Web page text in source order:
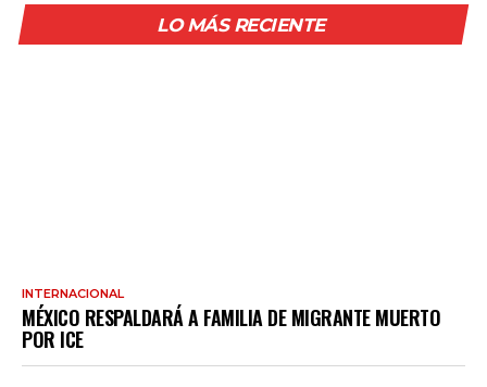
LO MÁS RECIENTE
INTERNACIONAL
MÉXICO RESPALDARÁ A FAMILIA DE MIGRANTE MUERTO
POR ICE